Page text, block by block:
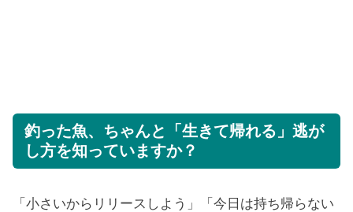
釣った魚、ちゃんと「生きて帰れる」逃が
し方を知っていますか？
「小さいからリリースしよう」「今日は持ち帰らない